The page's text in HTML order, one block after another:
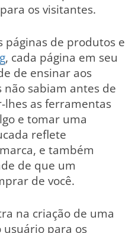
os visitantes.
páginas de produtos e
, cada página em seu
de ensinar aos
sabiam antes de
lhes as ferramentas
e tomar uma
reflete
e também
de que um
de você.
na criação de uma
para os